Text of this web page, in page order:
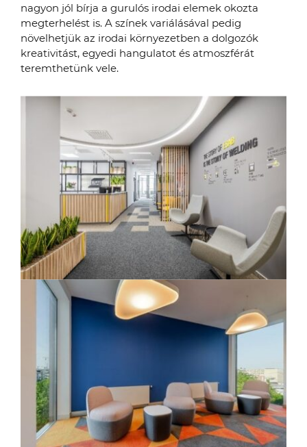
nagyon jól bírja a gurulós irodai elemek okozta
megterhelést is. A színek variálásával pedig
növelhetjük az irodai környezetben a dolgozók
kreativitást, egyedi hangulatot és atmoszférát
teremthetünk vele.